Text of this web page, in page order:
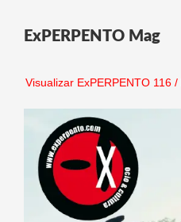
ExPERPENTO Mag
Visualizar ExPERPENTO 116/